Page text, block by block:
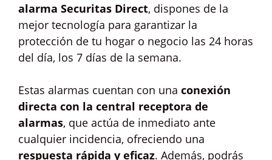
alarma Securitas Direct, dispones de la
mejor tecnología para garantizar la
protección de tu hogar o negocio las 24 horas
del día, los 7 días de la semana.
Estas alarmas cuentan con una conexión
directa con la central receptora de
alarmas, que actúa de inmediato ante
cualquier incidencia, ofreciendo una
respuesta rápida y eficaz. Además, podrás